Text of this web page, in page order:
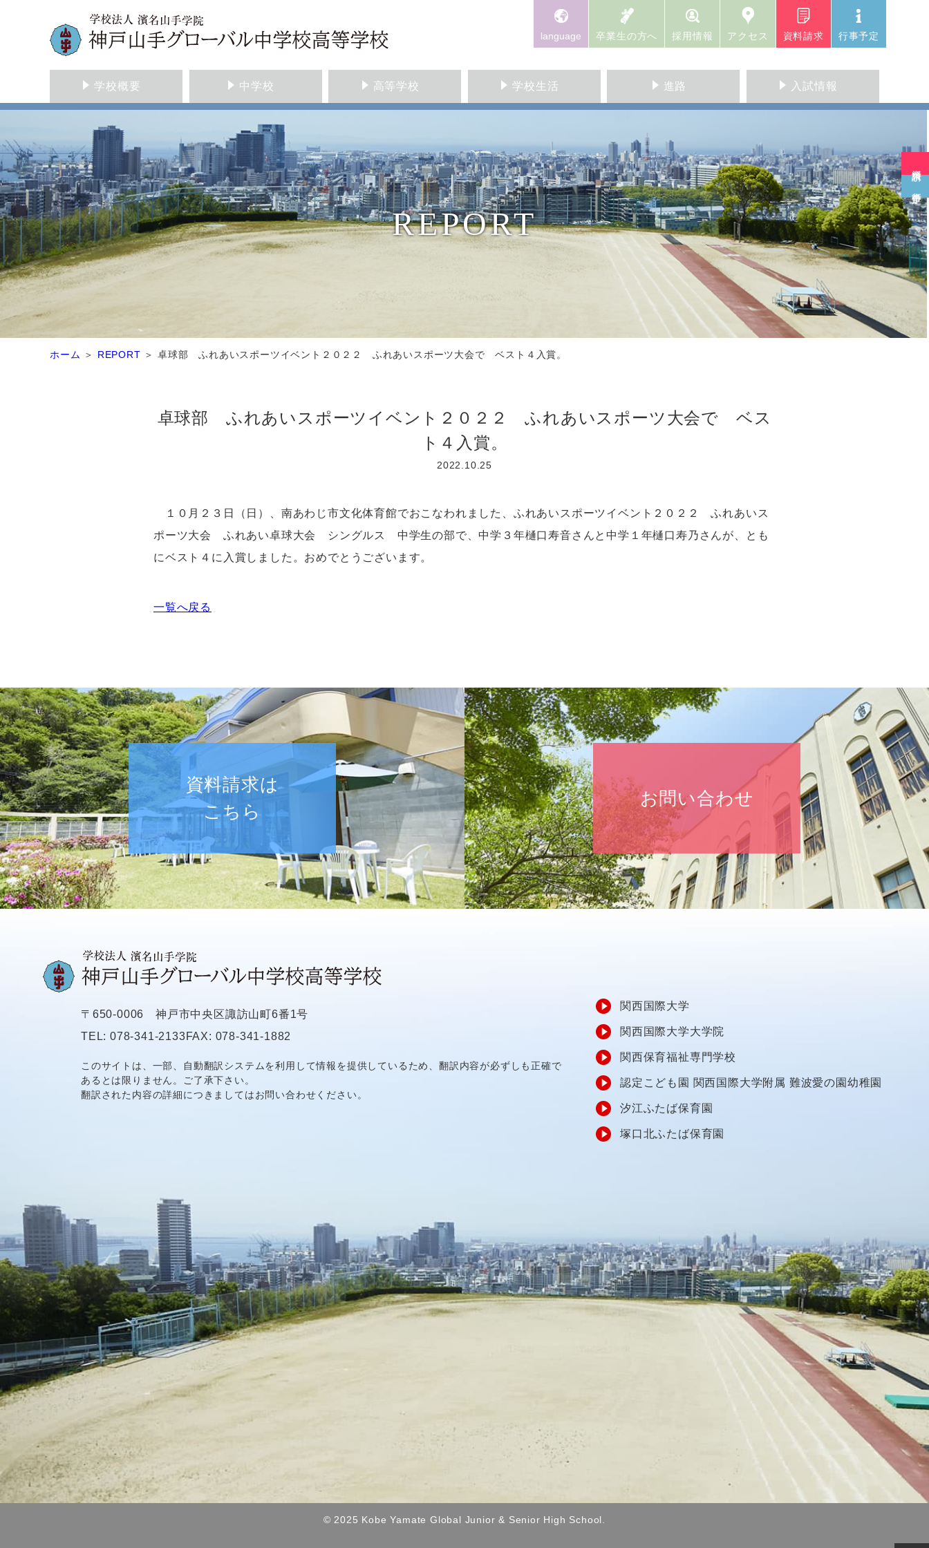
language 卒業生の方へ 採用情報 アクセス 資料請求 行事予定
学校概要 中学校 高等学校 学校生活 進路 入試情報
REPORT
ホーム REPORT 卓球部 ふれあいスポーツイベント２０２２ ふれあいスポーツ大会で ベスト４入賞。
卓球部 ふれあいスポーツイベント２０２２ ふれあいスポーツ大会で ベス
ト４入賞。
2022.10.25
１０月２３日（日）、南あわじ市文化体育館でおこなわれました、ふれあいスポーツイベント２０２２ ふれあいス
ポーツ大会 ふれあい卓球大会 シングルス 中学生の部で、中学３年樋口寿音さんと中学１年樋口寿乃さんが、とも
にベスト４に入賞しました。おめでとうございます。
一覧へ戻る
資料請求は
こちら
お問い合わせ
関西国際大学
関西国際大学大学院
関西保育福祉専門学校
認定こども園 関西国際大学附属 難波愛の園幼稚園
汐江ふたば保育園
塚口北ふたば保育園
〒650-0006 神戸市中央区諏訪山町6番1号
TEL: 078-341-2133FAX: 078-341-1882
このサイトは、一部、自動翻訳システムを利用して情報を提供しているため、翻訳内容が必ずしも正確で
あるとは限りません。ご了承下さい。
翻訳された内容の詳細につきましてはお問い合わせください。
© 2025 Kobe Yamate Global Junior & Senior High School.